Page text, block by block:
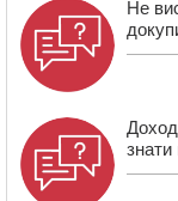
07 СЕРПНЯ
20:55
На
(ФОТО)
Не
знати